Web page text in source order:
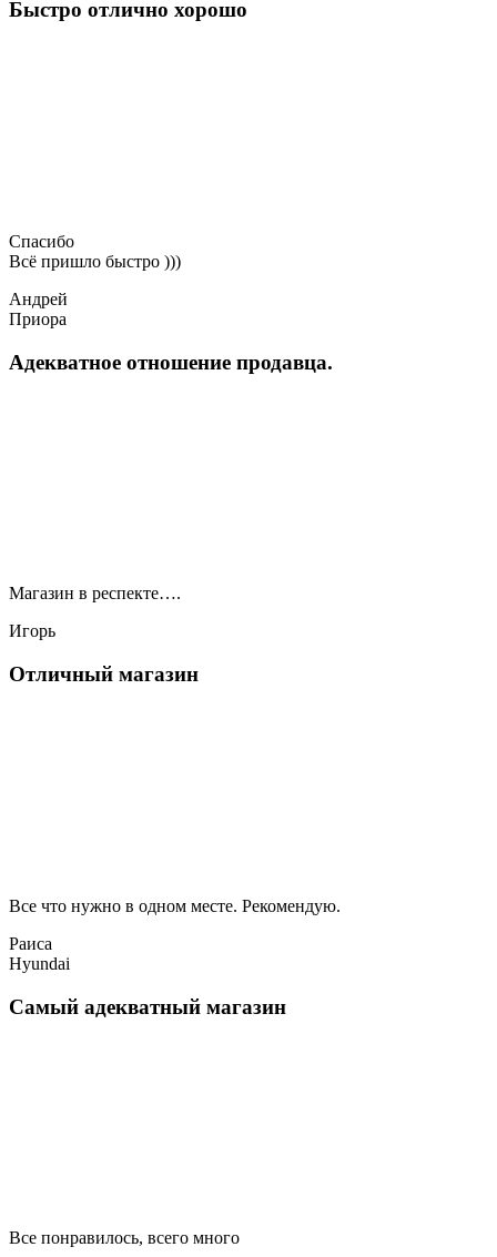
Быстро отлично хорошо
Спасибо
Всё пришло быстро )))
Андрей
Приора
Адекватное отношение продавца.
Магазин в респекте….
Игорь
Отличный магазин
Все что нужно в одном месте. Рекомендую.
Раиса
Hyundai
Самый адекватный магазин
Все понравилось, всего много